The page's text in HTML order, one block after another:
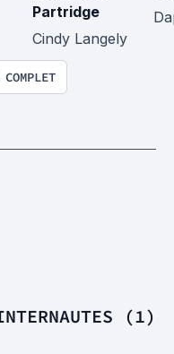
Partridge
Cindy Langely
(1)